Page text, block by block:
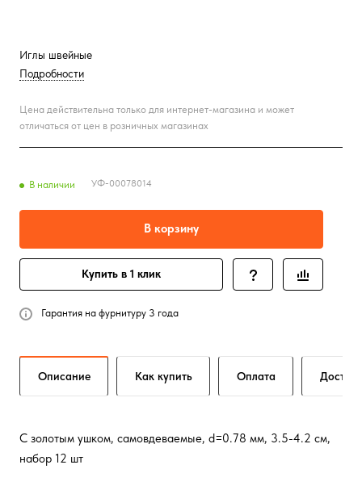
Иглы швейные
Подробности
Цена действительна только для интернет-магазина и может
отличаться от цен в розничных магазинах
В наличии УФ-00078014
В корзину
Купить в 1 клик
Гарантия на фурнитуру 3 года
Описание Как купить Оплата
С золотым ушком, самовдеваемые, d=0.78 мм, 3.5-4.2 см,
набор 12 шт